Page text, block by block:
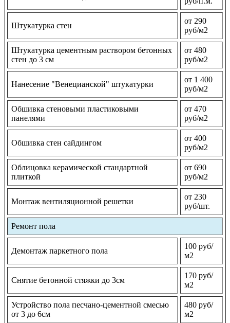
Штукатурка стен
от 290
руб/м2
Штукатурка цементным раствором бетонных
стен до 3 см
от 480
руб/м2
Нанесение "Венецианской" штукатурки
от 1 400
руб/м2
Обшивка стеновыми пластиковыми
панелями
от 470
руб/м2
Обшивка стен сайдингом
от 400
руб/м2
Облицовка керамической стандартной
плиткой
от 690
руб/м2
Монтаж вентиляционной решетки
от 230
руб/шт.
Ремонт пола
Демонтаж паркетного пола
100 руб/
м2
Снятие бетонной стяжки до 3см
170 руб/
м2
Устройство пола песчано-цементной смесью
от 3 до 6см
480 руб/
м2